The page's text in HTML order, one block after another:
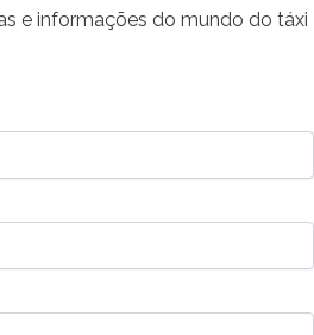
e informações do mundo do táxi